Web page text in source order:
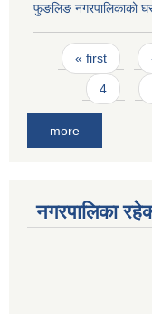
फुङलिङ नगरपालिकाको
Pages
« first
4
more
नगरपालिका